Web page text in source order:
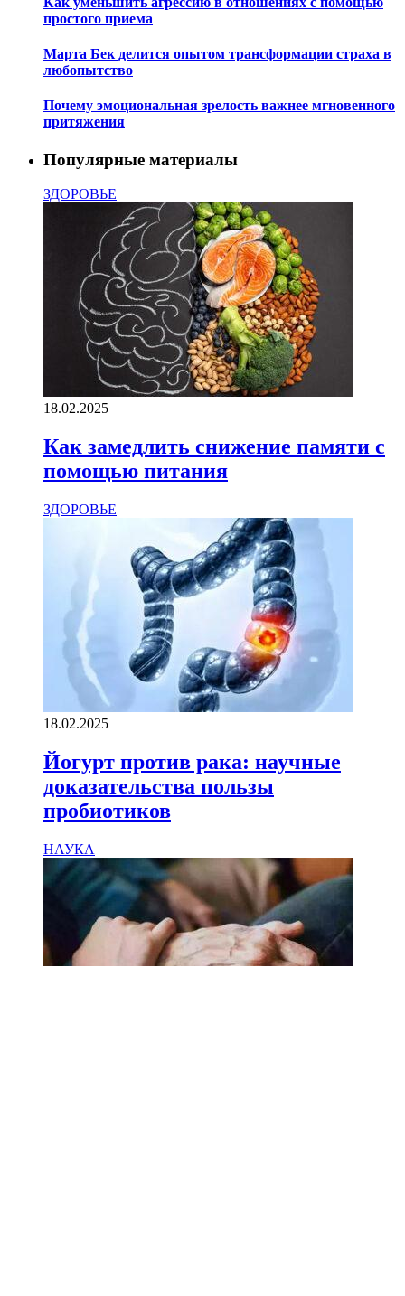
простого приема
Марта Бек делится опытом трансформации страха в
любопытство
Почему эмоциональная зрелость важнее мгновенного
притяжения
Популярные материалы
ЗДОРОВЬЕ
18.02.2025
Как замедлить снижение памяти с
помощью питания
ЗДОРОВЬЕ
18.02.2025
Йогурт против рака: научные
доказательства пользы
пробиотиков
НАУКА